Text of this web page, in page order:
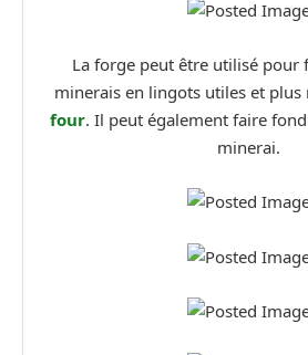
La forge peut être utilisé pour
minerais en lingots utiles et plus
four. Il peut également faire
minerai.